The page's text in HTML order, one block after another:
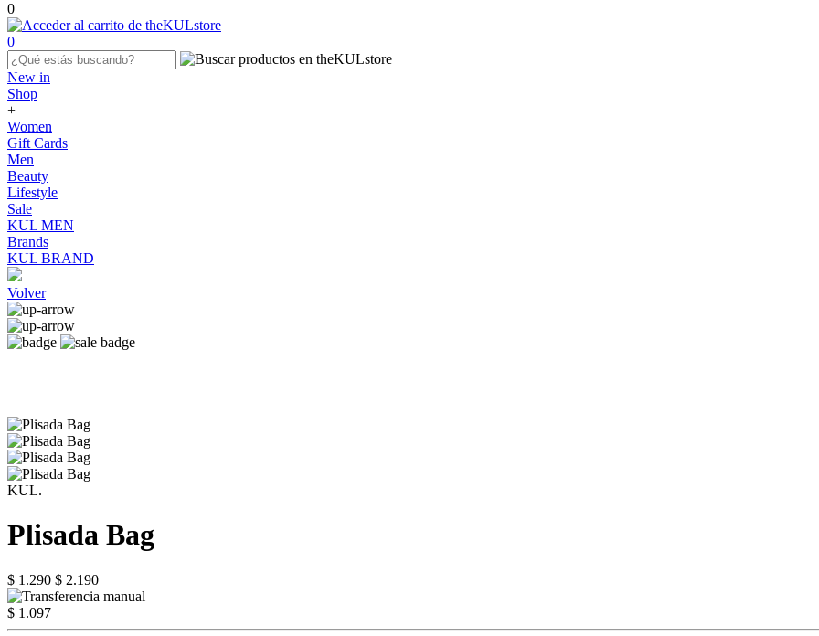
0
0
New in
Shop
+
Women
Gift Cards
Men
Beauty
Lifestyle
Sale
KUL MEN
Brands
KUL BRAND
Volver
KUL.
Plisada Bag
$ 1.290 $ 2.190
$ 1.097